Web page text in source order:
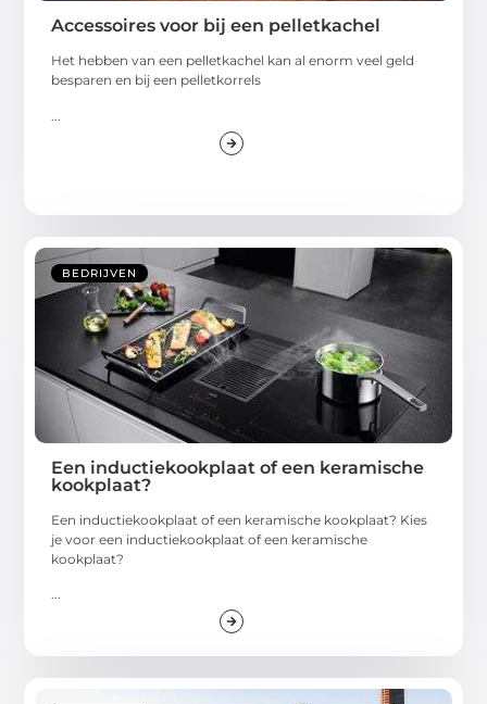
Accessoires voor bij een pelletkachel
Het hebben van een pelletkachel kan al enorm veel geld
besparen en bij een pelletkorrels
BEDRIJVEN
Een inductiekookplaat of een keramische
kookplaat?
Een inductiekookplaat of een keramische kookplaat? Kies
je voor een inductiekookplaat of een keramische
kookplaat?
...